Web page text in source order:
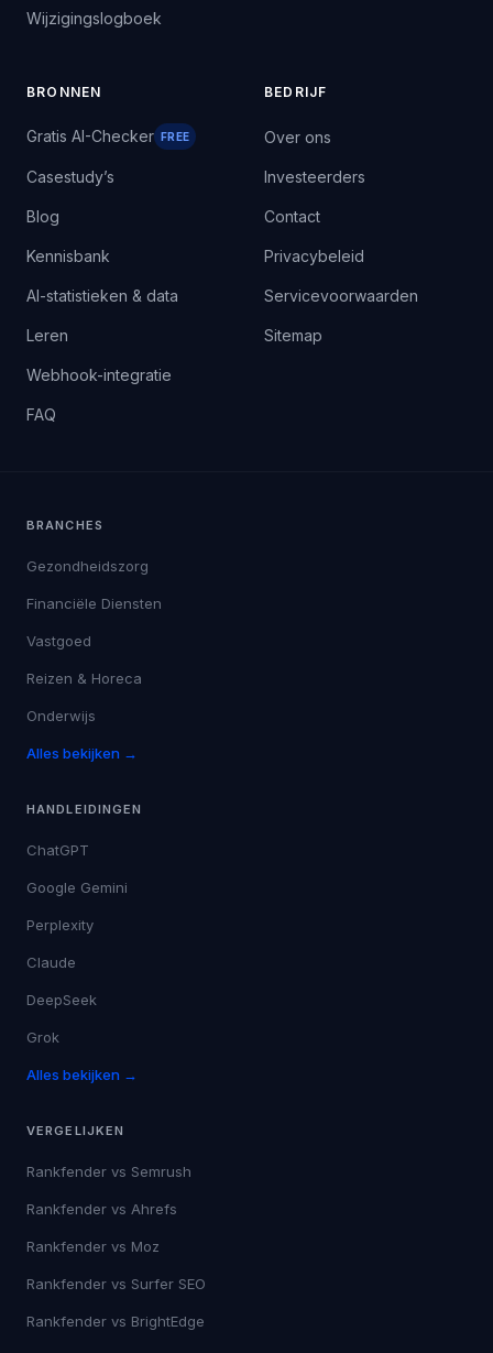
Wijzigingslogboek
BRONNEN
Gratis AI-Checker FREE
Casestudy’s
Blog
Kennisbank
AI-statistieken & data
Leren
Webhook-integratie
FAQ
BEDRIJF
Over ons
Investeerders
Contact
Privacybeleid
Servicevoorwaarden
Sitemap
BRANCHES
Gezondheidszorg
Financiële Diensten
Vastgoed
Reizen & Horeca
Onderwijs
Alles bekijken →
HANDLEIDINGEN
ChatGPT
Google Gemini
Perplexity
Claude
DeepSeek
Grok
Alles bekijken →
VERGELIJKEN
Rankfender vs Semrush
Rankfender vs Ahrefs
Rankfender vs Moz
Rankfender vs Surfer SEO
Rankfender vs BrightEdge